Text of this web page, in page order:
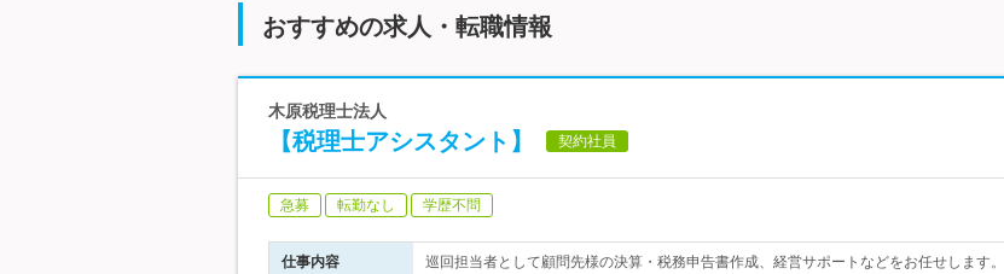
おすすめの求人・転職情報
木原税理士法人
【税理士アシスタント】 契約社員
急募 転勤なし 学歴不問
仕事内容 巡回担当者として顧問先様の決算・税務申告書作成、経営サポートなどをお任せします。